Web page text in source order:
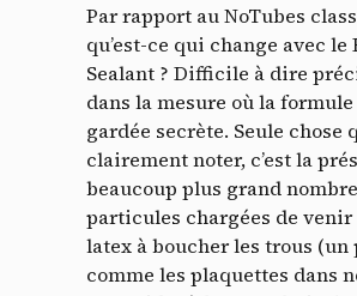
Par rapport au NoTubes
qu’est-ce qui change avec le
Sealant ? Difficile à dire
dans la mesure où la
gardée secrète. Seule chose
clairement noter, c’est la
beaucoup plus grand
particules chargées de
latex à boucher les trous (un
comme les plaquettes dans